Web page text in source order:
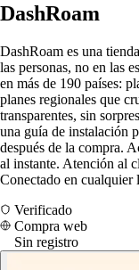
DashRoam
DashRoam es una
las personas, no en las
en más de 190 países:
planes regionales que
transparentes, sin
una guía de instalación
después de la compra.
al instante. Atención al
Conectado en cualquier
Verificado
Compra web
Sin registro